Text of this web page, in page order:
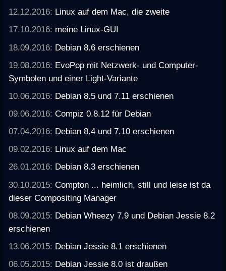
12.12.2016: Linux auf dem Mac, die zweite
17.10.2016: meine Linux-GUI
18.09.2016: Debian 8.6 erschienen
19.08.2016: EvoPop mit Netzwerk- und Computer-
Symbolen und einer Light-Variante
10.06.2016: Debian 8.5 und 7.11 erschienen
09.06.2016:Compiz 0.8.12 für Debian
07.04.2016: Debian 8.4 und 7.10 erschienen
09.02.2016: Linux auf dem Mac
26.01.2016: Debian 8.3 erschienen
30.10.2015:Compton ... heimlich, still und leise ist da
dieser Compositing Manager
08.09.2015: Debian Wheezy 7.9 und Debian Jessie 8.2
erschienen
13.06.2015: Debian Jessie 8.1 erschienen
06.05.2015: Debian Jessie 8.0 ist draußen